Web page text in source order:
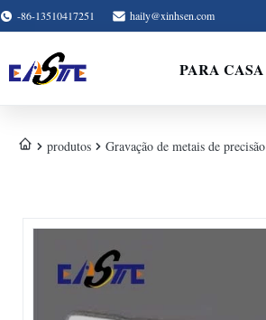
-86-13510417251 haily@xinhsen.com
PARA CASA
produtos Gravação de metais de precisão